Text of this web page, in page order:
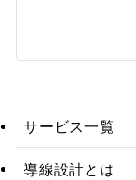
サービス一覧
導線設計とは